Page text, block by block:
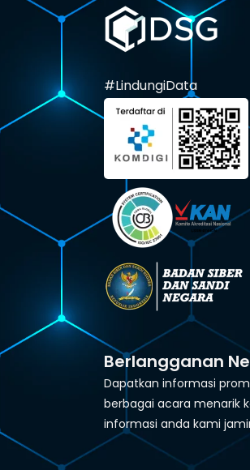
#LindungiData
Berlangganan
Dapatkan informasi
berbagai acara menarik
informasi anda kami